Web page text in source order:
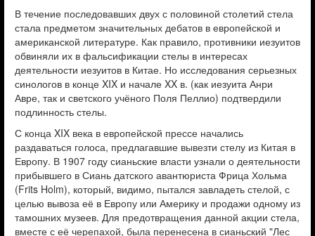
В течение последовавших двух с половиной столетий стела
стала предметом значительных дебатов в европейской и
американской литературе. Как правило, противники иезуитов
обвиняли их в фальсификации стелы в интересах
деятельности иезуитов в Китае. Но исследования серьезных
синологов в конце XIX и начале XX в. (как иезуита Анри
Авре, так и светского учёного Поля Пеллио) подтвердили
подлинность стелы.
С конца XIX века в европейской прессе начались
раздаваться голоса, предлагавшие вывезти стелу из Китая в
Европу. В 1907 году сианьские власти узнали о деятельности
прибывшего в Сиань датского авантюриста Фрица Хольма
(Frits Holm), который, видимо, пытался завладеть стелой, с
целью вывоза её в Европу или Америку и продажи одному из
тамошних музеев. Для предотвращения данной акции стела,
вместе с её черепахой, была перенесена в сианьский "Лес